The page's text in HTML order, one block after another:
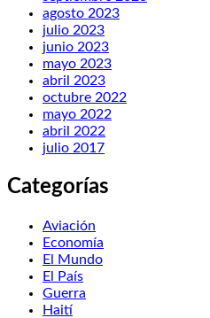
agosto 2023
julio 2023
junio 2023
mayo 2023
abril 2023
octubre 2022
mayo 2022
abril 2022
julio 2017
Categorías
Aviación
Economía
El Mundo
El País
Guerra
Haití